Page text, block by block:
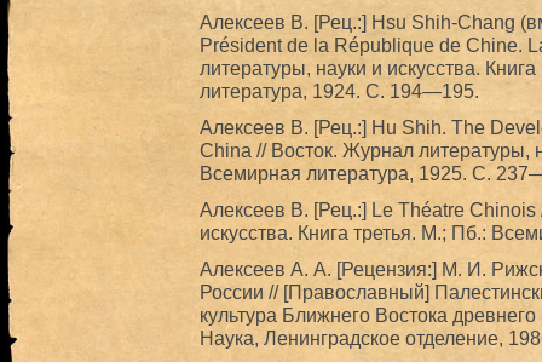
Алексеев В. [Рец.:] Hsu Shih-Chang
Président de la République de Chine.
литературы, науки и искусства.
литература, 1924. С. 194—195.
Алексеев В. [Рец.:] Hu Shih. The
China // Восток. Журнал литературы,
Всемирная литература, 1925. С.
Алексеев В. [Рец.:] Le Théatre
искусства. Книга третья. М.; Пб.:
Алексеев А. А. [Рецензия:] М. И.
России // [Православный]
культура Ближнего Востока
Наука, Ленинградское отделение,